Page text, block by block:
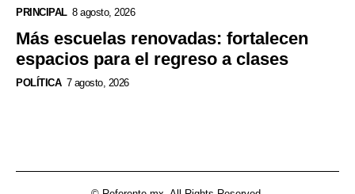
PRINCIPAL 8 agosto, 2026
Más escuelas renovadas: fortalecen
espacios para el regreso a clases
POLÍTICA 7 agosto, 2026